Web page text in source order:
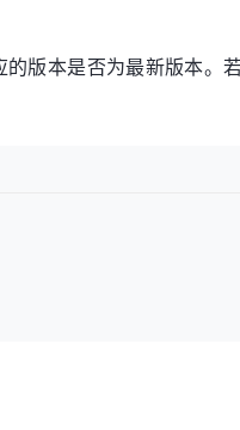
版本是否为最新版本。